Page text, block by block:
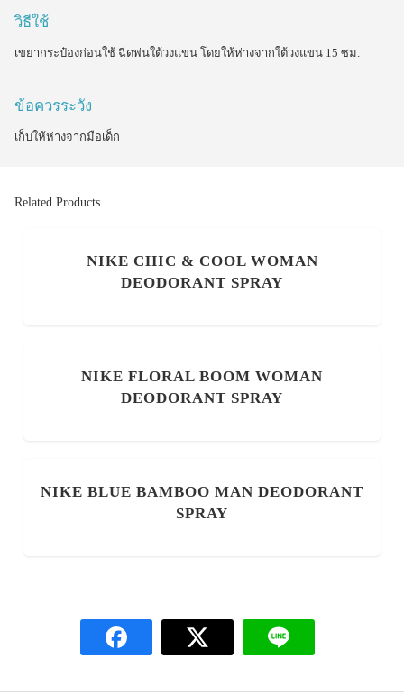
วิธีใช้
เขย่ากระป๋องก่อนใช้ ฉีดพ่นใต้วงแขน โดยให้ห่างจากใต้วงแขน 15 ซม.
ข้อควรระวัง
เก็บให้ห่างจากมือเด็ก
Related Products
NIKE CHIC & COOL WOMAN
DEODORANT SPRAY
NIKE FLORAL BOOM WOMAN
DEODORANT SPRAY
NIKE BLUE BAMBOO MAN DEODORANT
SPRAY